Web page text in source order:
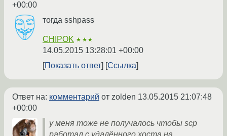
+00:00
тогда sshpass
CHIPOK ★★★
14.05.2015 13:28:01 +00:00
Показать ответ
Ссылка
Ответ на: комментарий от zolden 13.05.2015 21:07:48
+00:00
у меня тоже не получалось чтобы scp